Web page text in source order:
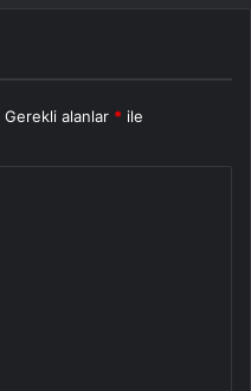
Gerekli alanlar * ile